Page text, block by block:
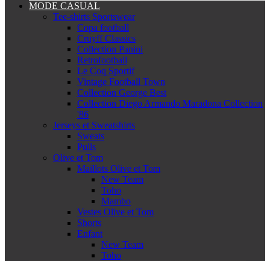
MODE CASUAL
Tee-shirts Sportswear
Copa football
Cruyff Classics
Collection Panini
Retrofootball
Le Coq Sportif
Vintage Football Town
Collection George Best
Collection Diego Armando Maradona Collection
'86
Jerseys et Sweatshirts
Sweats
Pulls
Olive et Tom
Maillots Olive et Tom
New Team
Toho
Mambo
Vestes Olive et Tom
Shorts
Enfant
New Team
Toho